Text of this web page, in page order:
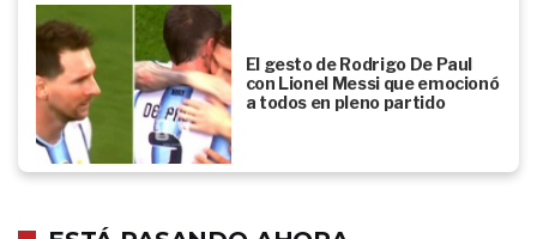
El gesto de Rodrigo De Paul
con Lionel Messi que emocionó
a todos en pleno partido